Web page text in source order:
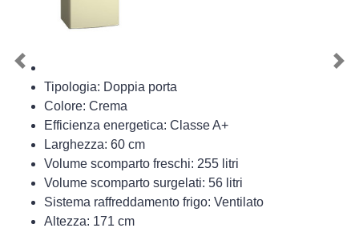
Tipologia: Doppia porta
Colore: Crema
Efficienza energetica: Classe A+
Larghezza: 60 cm
Volume scomparto freschi: 255 litri
Volume scomparto surgelati: 56 litri
Sistema raffreddamento frigo: Ventilato
Altezza: 171 cm
Previous